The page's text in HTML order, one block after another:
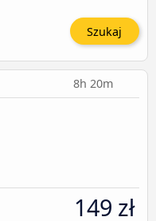
Szukaj
8h 20m
149 zł